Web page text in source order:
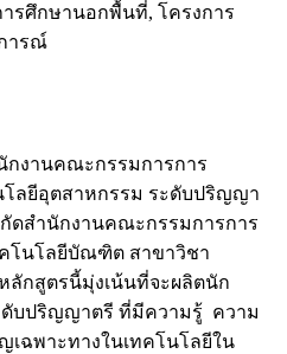
รศึกษานอกพื้นที่, โครงการ
ารณ์
กงานคณะกรรมการการ
โลยีอุตสาหกรรม ระดับปริญญา
ดสำนักงานคณะกรรมการการ
โนโลยีบัณฑิต สาขาวิชา
ลักสูตรนี้มุ่งเน้นที่จะผลิตนัก
ดับปริญญาตรี ที่มีความรู้ ความ
เฉพาะทางในเทคโนโลยีใน